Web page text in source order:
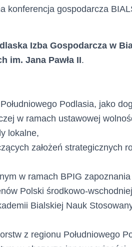
konferencja gospodarcza
Izba Gospodarcza w
im. Jana Pawła II.
Podlasia, jako
w ramach ustawowej
lokalne,
założeń strategicznych
w ramach BPIG
Polski środkowo-
Bialskiej Nauk
z regionu Południowego